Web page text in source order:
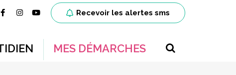
Lien vers le compte Facebook
Lien vers le compte Instagram
Lien vers la chaîne Youtube
Recevoir les alertes sms
MES DÉMARCHES